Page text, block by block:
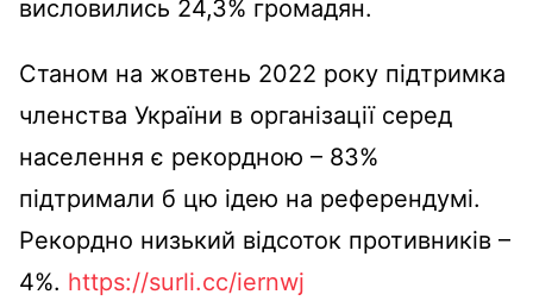
висловились 24,3% громадян.
Станом на жовтень 2022 року підтримка
членства України в організації серед
населення є рекордною – 83%
підтримали б цю ідею на референдумі.
Рекордно низький відсоток противників –
4%. https://surli.cc/iernwj